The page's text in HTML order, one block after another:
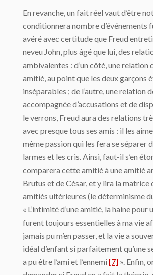
En revanche, un fait réel vaut d’être
conditionnera nombre d’événements
avéré avec certitude que Freud
neveu John, plus âgé que lui, des
ambivalentes : d’un côté, une relation
amitié, au point que les deux garçons
inséparables ; de l’autre, une relation
accompagnée d’accusations et de
le verrons, Freud aura des relations
avec presque tous ses amis : il les
même passion qui les fera se séparer
larmes et les cris. Ainsi, faut-il s’en
comparera cette amitié à une amitié
Brutus et de César, et y lira la matrice
amitiés ultérieures (le déterminisme
« L’intimité d’une amitié, la haine pour
furent toujours essentielles à ma vie
jamais pu m’en passer, et la vie a
idéal d’enfant si parfaitement qu’une
a pu être l’ami et l’ennemi [7] ». Enfin,